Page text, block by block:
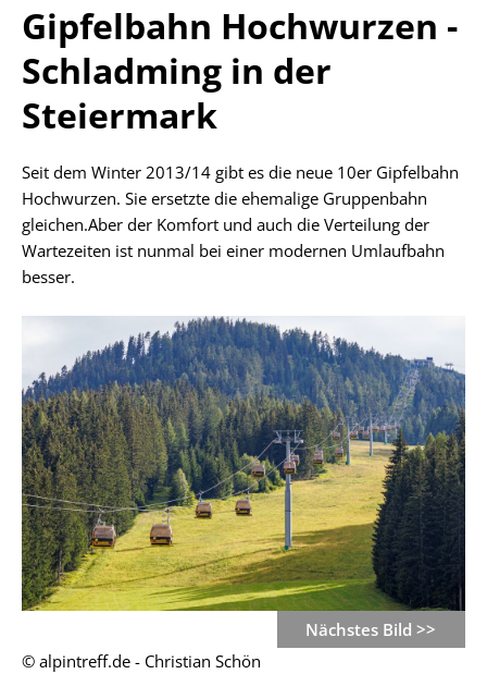
Gipfelbahn Hochwurzen -
Schladming in der
Steiermark
Seit dem Winter 2013/14 gibt es die neue 10er Gipfelbahn
Hochwurzen. Sie ersetzte die ehemalige Gruppenbahn
gleichen.Aber der Komfort und auch die Verteilung der
Wartezeiten ist nunmal bei einer modernen Umlaufbahn
besser.
Nächstes Bild >>
© alpintreff.de - Christian Schön